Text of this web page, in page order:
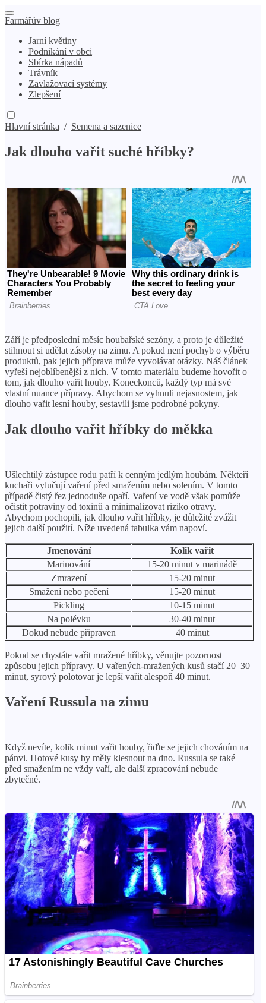
Farmářův blog
Jarní květiny
Podnikání v obci
Sbírka nápadů
Trávník
Zavlažovací systémy
Zlepšení
Hlavní stránka / Semena a sazenice
Jak dlouho vařit suché hříbky?
Září je předposlední měsíc houbařské sezóny, a proto je důležité
stihnout si udělat zásoby na zimu. A pokud není pochyb o výběru
produktů, pak jejich příprava může vyvolávat otázky. Náš článek
vyřeší nejoblíbenější z nich. V tomto materiálu budeme hovořit o
tom, jak dlouho vařit houby. Koneckonců, každý typ má své
vlastní nuance přípravy. Abychom se vyhnuli nejasnostem, jak
dlouho vařit lesní houby, sestavili jsme podrobné pokyny.
Jak dlouho vařit hříbky do měkka
Ušlechtilý zástupce rodu patří k cenným jedlým houbám. Někteří
kuchaři vylučují vaření před smažením nebo solením. V tomto
případě čistý řez jednoduše opaří. Vaření ve vodě však pomůže
očistit potraviny od toxinů a minimalizovat riziko otravy.
Abychom pochopili, jak dlouho vařit hříbky, je důležité zvážit
jejich další použití. Níže uvedená tabulka vám napoví.
Jmenování
Kolik vařit
Marinování
15-20 minut v marinádě
Zmrazení
15-20 minut
Smažení nebo pečení
15-20 minut
Pickling
10-15 minut
Na polévku
30-40 minut
Dokud nebude připraven
40 minut
Pokud se chystáte vařit mražené hříbky, věnujte pozornost
způsobu jejich přípravy. U vařených-mražených kusů stačí 20–30
minut, syrový polotovar je lepší vařit alespoň 40 minut.
Vaření Russula na zimu
Když nevíte, kolik minut vařit houby, řiďte se jejich chováním na
pánvi. Hotové kusy by měly klesnout na dno. Russula se také
před smažením ne vždy vaří, ale další zpracování nebude
zbytečné.